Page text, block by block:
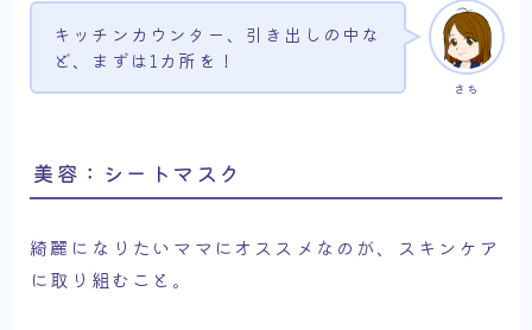
さち
キッチンカウンター、引き出しの中な
ど、まずは1カ所を！
美容：シートマスク
綺麗になりたいママにオススメなのが、スキンケア
に取り組むこと。